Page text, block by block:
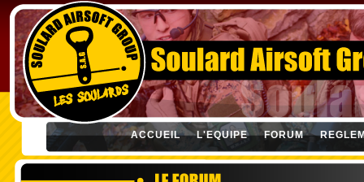
ACCUEIL L'EQUIPE FORUM